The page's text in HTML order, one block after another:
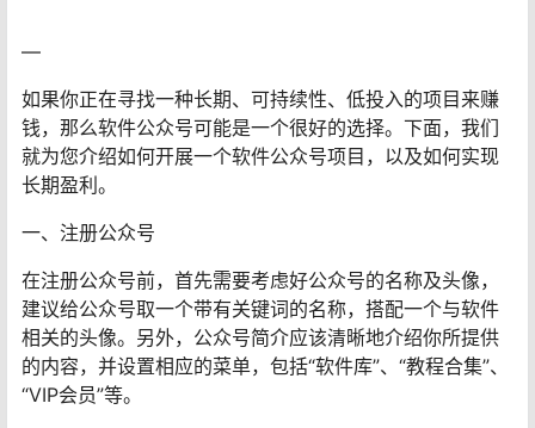
—
如果你正在寻找一种长期、可持续性、低投入的项目来赚
钱，那么软件公众号可能是一个很好的选择。下面，我们
就为您介绍如何开展一个软件公众号项目，以及如何实现
长期盈利。
一、注册公众号
在注册公众号前，首先需要考虑好公众号的名称及头像，
建议给公众号取一个带有关键词的名称，搭配一个与软件
相关的头像。另外，公众号简介应该清晰地介绍你所提供
的内容，并设置相应的菜单，包括“软件库”、“教程合集”、
“VIP会员”等。